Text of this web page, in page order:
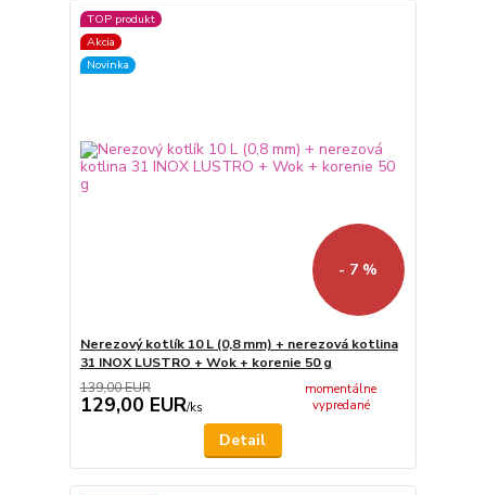
TOP produkt
Akcia
Novinka
- 7 %
Nerezový kotlík 10 L (0,8 mm) + nerezová kotlina
31 INOX LUSTRO + Wok + korenie 50 g
139,00 EUR
129,00 EUR/ks
momentálne
vypredané
Detail